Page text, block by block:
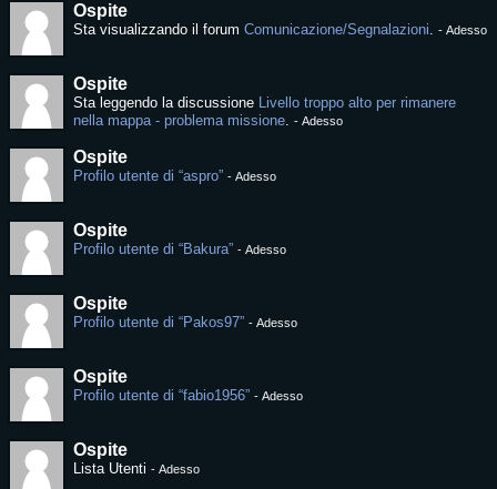
Ospite
Sta visualizzando il forum Comunicazione/Segnalazioni. - Adesso
Ospite
Sta leggendo la discussione Livello troppo alto per rimanere
nella mappa - problema missione. - Adesso
Ospite
Profilo utente di “aspro” - Adesso
Ospite
Profilo utente di “Bakura” - Adesso
Ospite
Profilo utente di “Pakos97” - Adesso
Ospite
Profilo utente di “fabio1956” - Adesso
Ospite
Lista Utenti - Adesso